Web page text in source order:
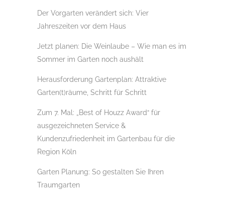
Der Vorgarten verändert sich: Vier
Jahreszeiten vor dem Haus
Jetzt planen: Die Weinlaube – Wie man es im
Sommer im Garten noch aushält
Herausforderung Gartenplan: Attraktive
Garten(t)räume, Schritt für Schritt
Zum 7. Mal: „Best of Houzz Award“ für
ausgezeichneten Service &
Kundenzufriedenheit im Gartenbau für die
Region Köln
Garten Planung: So gestalten Sie Ihren
Traumgarten